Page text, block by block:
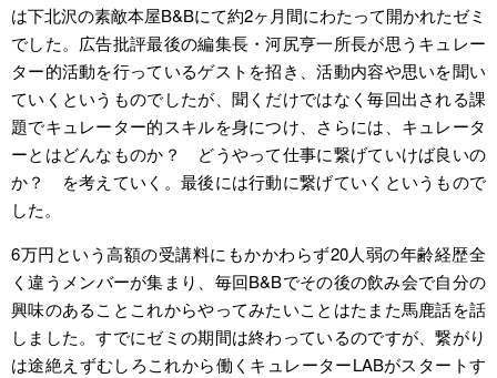
は下北沢の素敵本屋B&Bにて約2ヶ月間にわたって開かれたゼミ
でした。広告批評最後の編集長・河尻亨一所長が思うキュレー
ター的活動を行っているゲストを招き、活動内容や思いを聞い
ていくというものでしたが、聞くだけではなく毎回出される課
題でキュレーター的スキルを身につけ、さらには、キュレータ
ーとはどんなものか？ どうやって仕事に繋げていけば良いの
か？ を考えていく。最後には行動に繋げていくというもので
した。
6万円という高額の受講料にもかかわらず20人弱の年齢経歴全
く違うメンバーが集まり、毎回B&Bでその後の飲み会で自分の
興味のあることこれからやってみたいことはたまた馬鹿話を話
しました。すでにゼミの期間は終わっているのですが、繋がり
は途絶えずむしろこれから働くキュレーターLABがスタートす